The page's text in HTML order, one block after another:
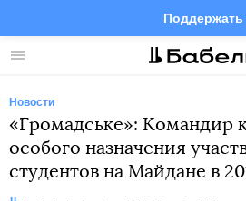
Меню
Поддержать
Facebook
Новости
«Громадське»: Командир
особого назначения
студентов на Майдане в